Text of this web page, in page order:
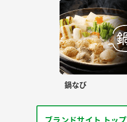
鍋なび
ブランドサイト トップ